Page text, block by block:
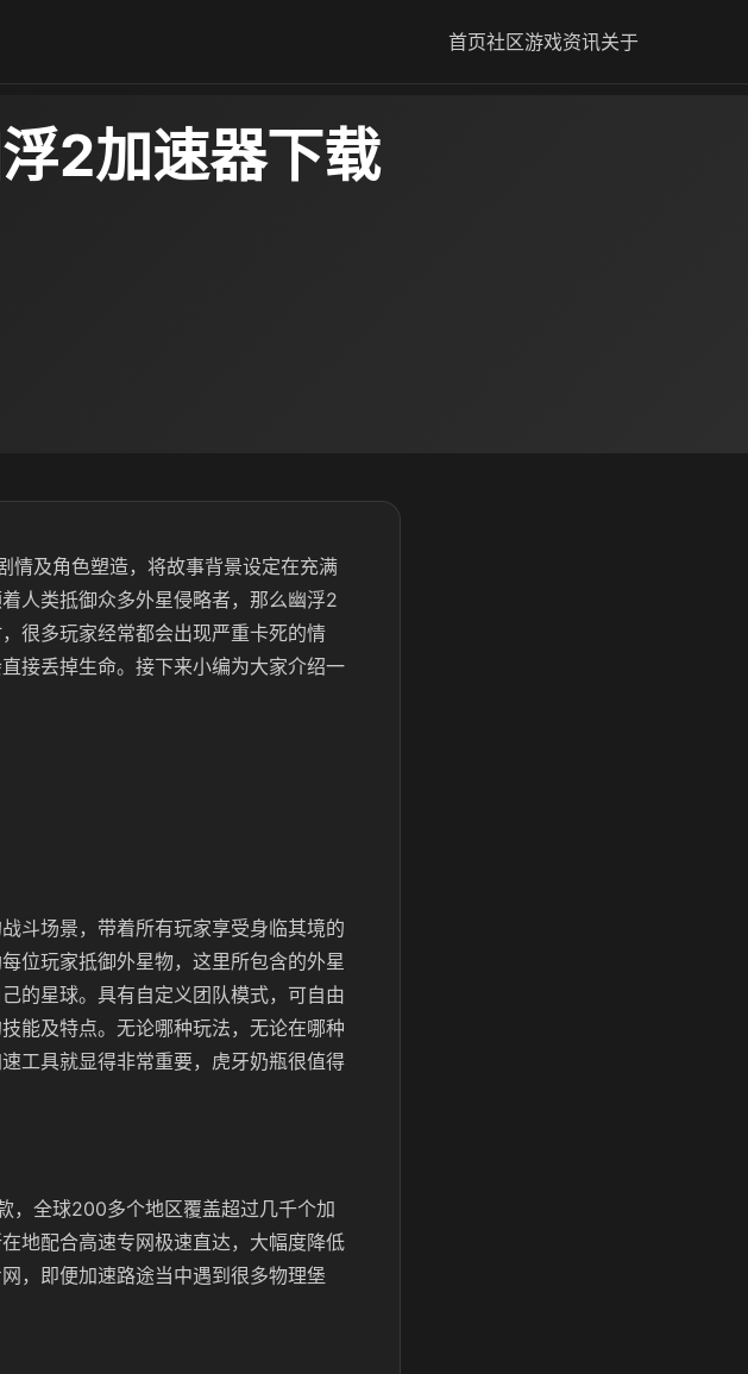
首页社区游戏资讯关于
2加速器下载
情及角色塑造，将故事背景设定在充满
人类抵御众多外星侵略者，那么幽浮2
很多玩家经常都会出现严重卡死的情
接丢掉生命。接下来小编为大家介绍一
斗场景，带着所有玩家享受身临其境的
位玩家抵御外星物，这里所包含的外星
的星球。具有自定义团队模式，可自由
能及特点。无论哪种玩法，无论在哪种
工具就显得非常重要，虎牙奶瓶很值得
，全球200多个地区覆盖超过几千个加
地配合高速专网极速直达，大幅度降低
，即便加速路途当中遇到很多物理堡